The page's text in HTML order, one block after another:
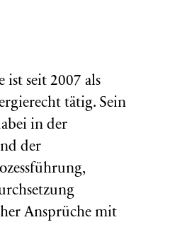
seit 2007 als
tätig. Sein
in der
der
Ansprüche mit